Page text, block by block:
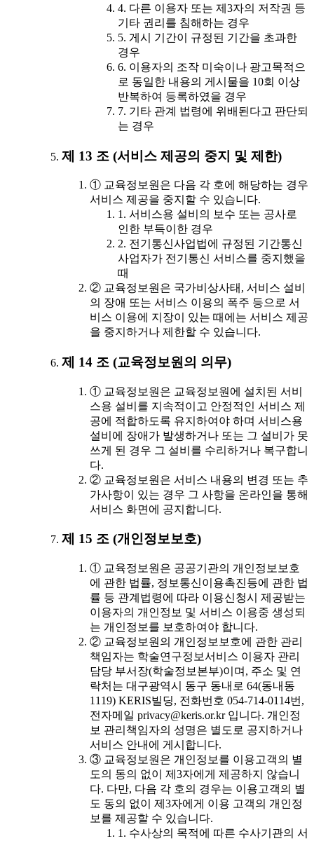
4. 다른 이용자 또는 제3자의 저작권 등
기타 권리를 침해하는 경우
5. 게시 기간이 규정된 기간을 초과한
경우
6. 이용자의 조작 미숙이나 광고목적으
로 동일한 내용의 게시물을 10회 이상
반복하여 등록하였을 경우
7. 기타 관계 법령에 위배된다고 판단되
는 경우
제 13 조 (서비스 제공의 중지 및 제한)
① 교육정보원은 다음 각 호에 해당하는 경우
서비스 제공을 중지할 수 있습니다.
1. 서비스용 설비의 보수 또는 공사로
인한 부득이한 경우
2. 전기통신사업법에 규정된 기간통신
사업자가 전기통신 서비스를 중지했을
때
② 교육정보원은 국가비상사태, 서비스 설비
의 장애 또는 서비스 이용의 폭주 등으로 서
비스 이용에 지장이 있는 때에는 서비스 제공
을 중지하거나 제한할 수 있습니다.
제 14 조 (교육정보원의 의무)
① 교육정보원은 교육정보원에 설치된 서비
스용 설비를 지속적이고 안정적인 서비스 제
공에 적합하도록 유지하여야 하며 서비스용
설비에 장애가 발생하거나 또는 그 설비가 못
쓰게 된 경우 그 설비를 수리하거나 복구합니
다.
② 교육정보원은 서비스 내용의 변경 또는 추
가사항이 있는 경우 그 사항을 온라인을 통해
서비스 화면에 공지합니다.
제 15 조 (개인정보보호)
① 교육정보원은 공공기관의 개인정보보호
에 관한 법률, 정보통신이용촉진등에 관한 법
률 등 관계법령에 따라 이용신청시 제공받는
이용자의 개인정보 및 서비스 이용중 생성되
는 개인정보를 보호하여야 합니다.
② 교육정보원의 개인정보보호에 관한 관리
책임자는 학술연구정보서비스 이용자 관리
담당 부서장(학술정보본부)이며, 주소 및 연
락처는 대구광역시 동구 동내로 64(동내동
1119) KERIS빌딩, 전화번호 054-714-0114번,
전자메일 privacy@keris.or.kr 입니다. 개인정
보 관리책임자의 성명은 별도로 공지하거나
서비스 안내에 게시합니다.
③ 교육정보원은 개인정보를 이용고객의 별
도의 동의 없이 제3자에게 제공하지 않습니
다. 다만, 다음 각 호의 경우는 이용고객의 별
도 동의 없이 제3자에게 이용 고객의 개인정
보를 제공할 수 있습니다.
1. 수사상의 목적에 따른 수사기관의 서